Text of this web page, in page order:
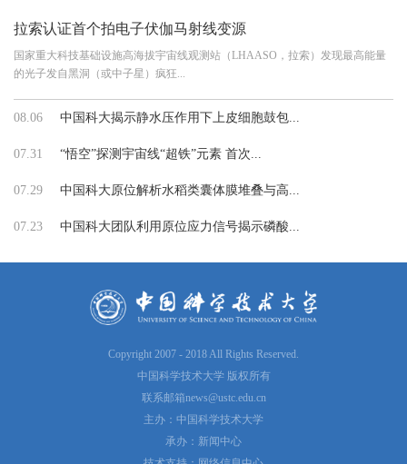
拉索认证首个拍电子伏伽马射线变源
国家重大科技基础设施高海拔宇宙线观测站（LHAASO，拉索）发现最高能量
的光子发自黑洞（或中子星）疯狂...
08.06 中国科大揭示静水压作用下上皮细胞鼓包...
07.31 “悟空”探测宇宙线“超铁”元素 首次...
07.29 中国科大原位解析水稻类囊体膜堆叠与高...
07.23 中国科大团队利用原位应力信号揭示磷酸...
Copyright 2007 - 2018 All Rights Reserved.
中国科学技术大学 版权所有
联系邮箱news@ustc.edu.cn
主办：中国科学技术大学
承办：新闻中心